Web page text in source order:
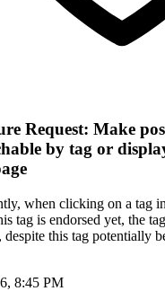
Request: Make
by tag or
when clicking on a tag
tag is endorsed yet, the
despite this tag potentially
8:45 PM